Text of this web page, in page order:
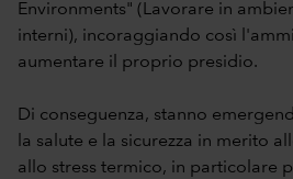
Environments" (Lavorare in
interni), incoraggiando così
aumentare il proprio presidio.
Di conseguenza, stanno
la salute e la sicurezza in merito
allo stress termico, in particolare